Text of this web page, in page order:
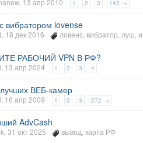
, 13 апр 2010 1 2 3 142 →
вибратором lovense
18 дек 2016 ловенс вибратор луш
РАБОЧИЙ VPN В РФ?
13 апр 2024 1 2 3 4
ВЕБ-камер
16 апр 2009 1 2 3 272 →
AdvCash
,31 окт 2025 вывод карта РФ